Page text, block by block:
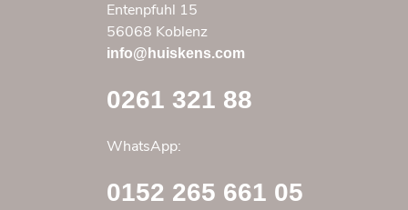
auf
der
Produktseite
werden
Entenpfuhl 15
56068 Koblenz
info@huiskens.com
0261 321 88
WhatsApp:
0152 265 661 05